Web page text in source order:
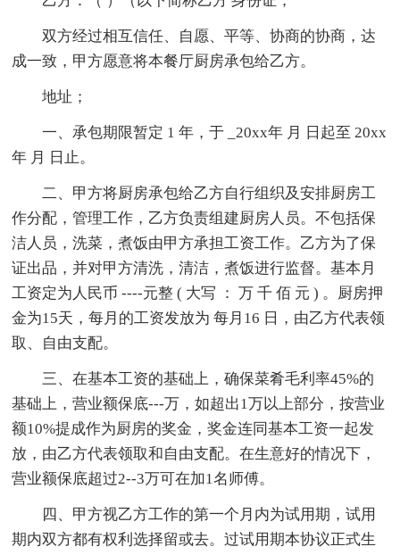
双方经过相互信任、自愿、平等、协商的协商，达
成一致，甲方愿意将本餐厅厨房承包给乙方。
地址；
一、承包期限暂定 1 年，于 _20xx年 月 日起至 20xx
年 月 日止。
二、甲方将厨房承包给乙方自行组织及安排厨房工
作分配，管理工作，乙方负责组建厨房人员。不包括保
洁人员，洗菜，煮饭由甲方承担工资工作。乙方为了保
证出品，并对甲方清洗，清洁，煮饭进行监督。基本月
工资定为人民币 ----元整 ( 大写 ： 万 千 佰 元 ) 。厨房押
金为15天，每月的工资发放为 每月16 日，由乙方代表领
取、自由支配。
三、在基本工资的基础上，确保菜肴毛利率45%的
基础上，营业额保底---万，如超出1万以上部分，按营业
额10%提成作为厨房的奖金，奖金连同基本工资一起发
放，由乙方代表领取和自由支配。在生意好的情况下，
营业额保底超过2--3万可在加1名师傅。
四、甲方视乙方工作的第一个月内为试用期，试用
期内双方都有权利选择留或去。过试用期本协议正式生